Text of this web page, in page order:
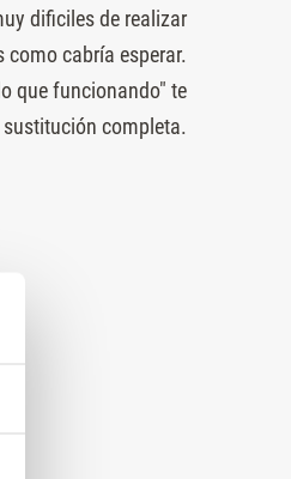
dificiles de realizar
cabría esperar.
que funcionando" te
completa.